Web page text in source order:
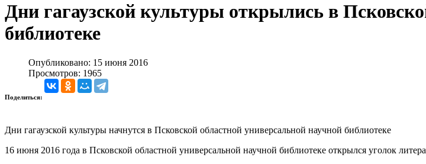
Дни гагаузской культуры открылись в
библиотеке
Опубликовано: 15 июня 2016
Просмотров: 1965
Поделиться:
Дни гагаузской культуры начнутся в Псковской областной универсальной научной библиотеке
16 июня 2016 года в Псковской областной универсальной научной библиотеке открылся уголок